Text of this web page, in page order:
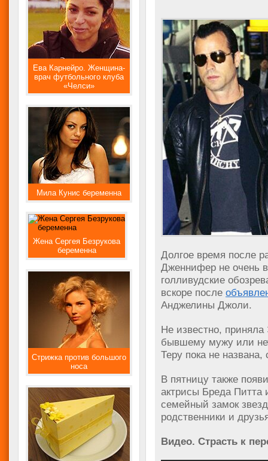
Долгое время после
Дженнифер не очень
голливудские
вскоре после
Анджелины Джоли.
Не известно,
бывшему мужу или
Теру пока не
В пятницу также
актрисы Бреда
семейный замок
родственники и
Видео. Страсть к
Ева Карнейро. Женщина-
врач футбольного клуба
«Челси»
Мила Кунис беременна
Жена Сергея Безрукова
беременна
Стрижка против большого
носа